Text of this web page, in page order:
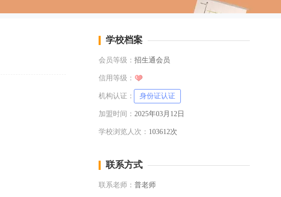
学校档案
会员等级： 招生通会员
信用等级：
机构认证： 身份证认证
加盟时间： 2025年03月12日
学校浏览人次： 103612次
联系方式
联系老师： 普老师